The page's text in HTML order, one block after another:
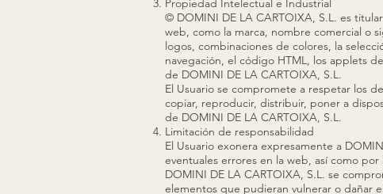
Propiedad Intelectual e Industrial
© DOMINI DE LA CARTOIXA, S.L. es
web, como la marca, nombre comercial o
logos, combinaciones de colores, la
navegación, el código HTML, los applets
de DOMINI DE LA CARTOIXA, S.L.
El Usuario se compromete a respetar los
copiar, reproducir, distribuir, poner a
de DOMINI DE LA CARTOIXA, S.L.
Limitación de responsabilidad
El Usuario exonera expresamente a
eventuales errores en la web, así como
DOMINI DE LA CARTOIXA, S.L. se
elementos que pudieran vulnerar o dañar